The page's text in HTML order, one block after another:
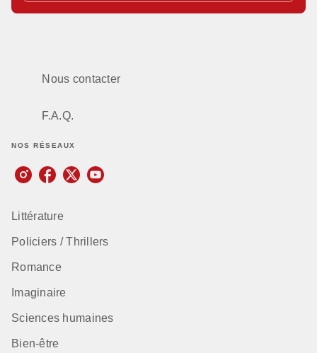
Nous contacter
F.A.Q.
NOS RÉSEAUX
Littérature
Policiers / Thrillers
Romance
Imaginaire
Sciences humaines
Bien-être